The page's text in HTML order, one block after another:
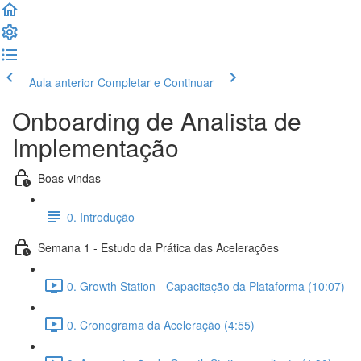
Aula anterior Completar e Continuar
Onboarding de Analista de
Implementação
Boas-vindas
0. Introdução
Semana 1 - Estudo da Prática das Acelerações
0. Growth Station - Capacitação da Plataforma (10:07)
0. Cronograma da Aceleração (4:55)